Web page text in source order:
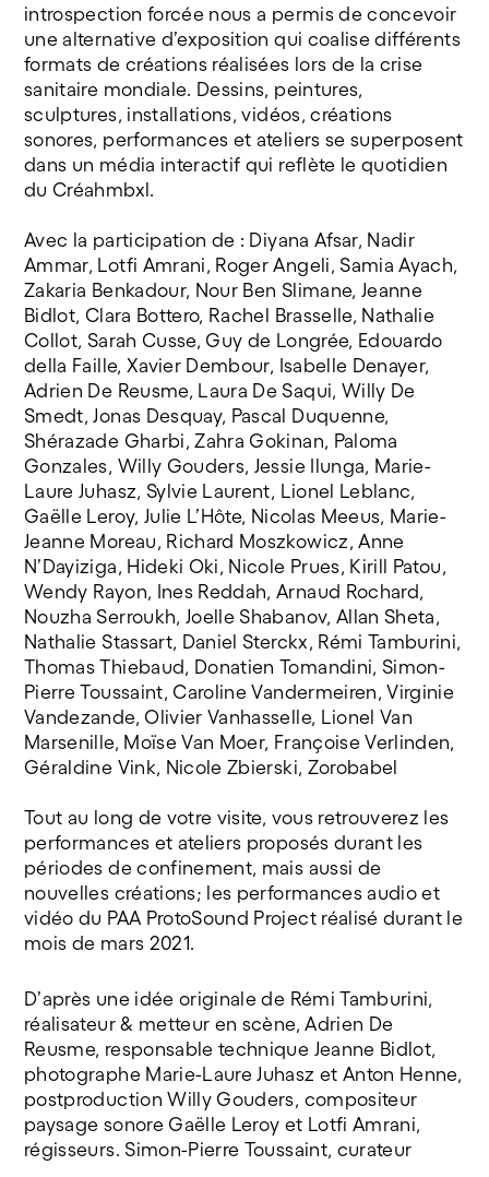
introspection forcée nous a permis de concevoir
une alternative d’exposition qui coalise différents
formats de créations réalisées lors de la crise
sanitaire mondiale. Dessins, peintures,
sculptures, installations, vidéos, créations
sonores, performances et ateliers se superposent
dans un média interactif qui reflète le quotidien
du Créahmbxl.
Avec la participation de : Diyana Afsar, Nadir
Ammar, Lotfi Amrani, Roger Angeli, Samia Ayach,
Zakaria Benkadour, Nour Ben Slimane, Jeanne
Bidlot, Clara Bottero, Rachel Brasselle, Nathalie
Collot, Sarah Cusse, Guy de Longrée, Edouardo
della Faille, Xavier Dembour, Isabelle Denayer,
Adrien De Reusme, Laura De Saqui, Willy De
Smedt, Jonas Desquay, Pascal Duquenne,
Shérazade Gharbi, Zahra Gokinan, Paloma
Gonzales, Willy Gouders, Jessie Ilunga, Marie-
Laure Juhasz, Sylvie Laurent, Lionel Leblanc,
Gaëlle Leroy, Julie L’Hôte, Nicolas Meeus, Marie-
Jeanne Moreau, Richard Moszkowicz, Anne
N’Dayiziga, Hideki Oki, Nicole Prues, Kirill Patou,
Wendy Rayon, Ines Reddah, Arnaud Rochard,
Nouzha Serroukh, Joelle Shabanov, Allan Sheta,
Nathalie Stassart, Daniel Sterckx, Rémi Tamburini,
Thomas Thiebaud, Donatien Tomandini, Simon-
Pierre Toussaint, Caroline Vandermeiren, Virginie
Vandezande, Olivier Vanhasselle, Lionel Van
Marsenille, Moïse Van Moer, Françoise Verlinden,
Géraldine Vink, Nicole Zbierski, Zorobabel
Tout au long de votre visite, vous retrouverez les
performances et ateliers proposés durant les
périodes de confinement, mais aussi de
nouvelles créations; les performances audio et
vidéo du PAA ProtoSound Project réalisé durant le
mois de mars 2021.
D’après une idée originale de Rémi Tamburini,
réalisateur & metteur en scène, Adrien De
Reusme, responsable technique Jeanne Bidlot,
photographe Marie-Laure Juhasz et Anton Henne,
postproduction Willy Gouders, compositeur
paysage sonore Gaëlle Leroy et Lotfi Amrani,
régisseurs. Simon-Pierre Toussaint, curateur